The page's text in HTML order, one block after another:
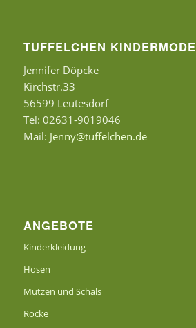
TUFFELCHEN KINDERMODE
Jennifer Döpcke
Kirchstr.33
56599 Leutesdorf
Tel: 02631-9019046
Mail: Jenny@tuffelchen.de
ANGEBOTE
Kinderkleidung
Hosen
Mützen und Schals
Röcke